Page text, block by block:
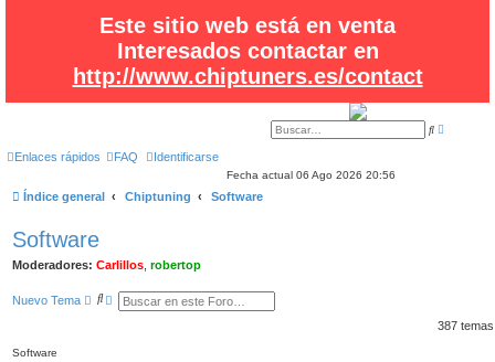
Este sitio web está en venta
Interesados contactar en
http://www.chiptuners.es/contact
B
Enlaces rápidos FAQ Identificarse
Fecha actual 06 Ago 2026 20:56
Índice general Chiptuning Software
Software
Moderadores: Carlillos robertop
Nuevo Tema
B B
387
Software